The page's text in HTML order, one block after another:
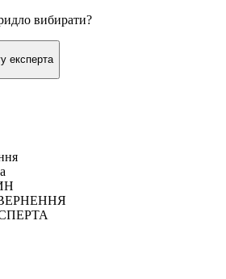
вибирати?
експерта